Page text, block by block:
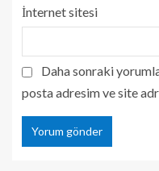
İnternet sitesi
Daha sonraki
posta adresim ve site